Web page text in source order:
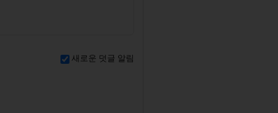
새로운 덧글 알림